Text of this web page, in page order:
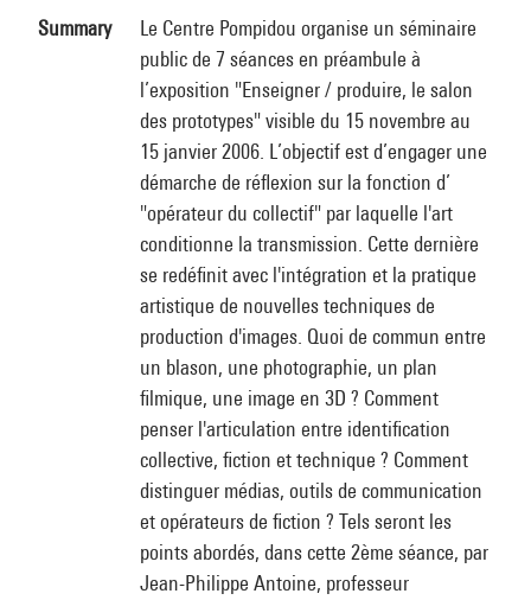
Summary
Le Centre Pompidou organise un séminaire
public de 7 séances en préambule à
l’exposition "Enseigner / produire, le salon
des prototypes" visible du 15 novembre au
15 janvier 2006. L’objectif est d’engager une
démarche de réflexion sur la fonction d’
"opérateur du collectif" par laquelle l'art
conditionne la transmission. Cette dernière
se redéfinit avec l'intégration et la pratique
artistique de nouvelles techniques de
production d'images. Quoi de commun entre
un blason, une photographie, un plan
filmique, une image en 3D ? Comment
penser l'articulation entre identification
collective, fiction et technique ? Comment
distinguer médias, outils de communication
et opérateurs de fiction ? Tels seront les
points abordés, dans cette 2ème séance, par
Jean-Philippe Antoine, professeur